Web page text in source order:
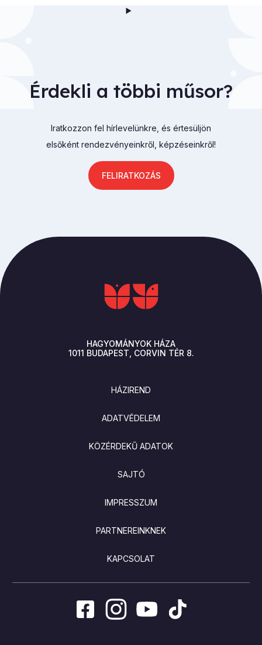
Érdekli a többi műsor?
Iratkozzon fel hírlevelünkre, és értesüljön
elsőként rendezvényeinkről, képzéseinkről!
FELIRATKOZÁS
HAGYOMÁNYOK HÁZA
1011 BUDAPEST CORVIN TÉR 8.
HÁZIREND
ADATVÉDELEM
KÖZÉRDEKŰ ADATOK
SAJTÓ
IMPRESSZUM
PARTNEREINKNEK
KAPCSOLAT